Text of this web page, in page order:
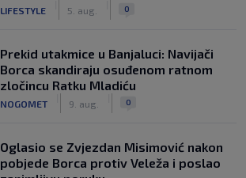
LIFESTYLE 5. aug. 0
Prekid utakmice u Banjaluci: Navijači
Borca skandiraju osuđenom ratnom
zločincu Ratku Mladiću
NOGOMET 9. aug. 0
Oglasio se Zvjezdan Misimović nakon
pobjede Borca protiv Veleža i poslao